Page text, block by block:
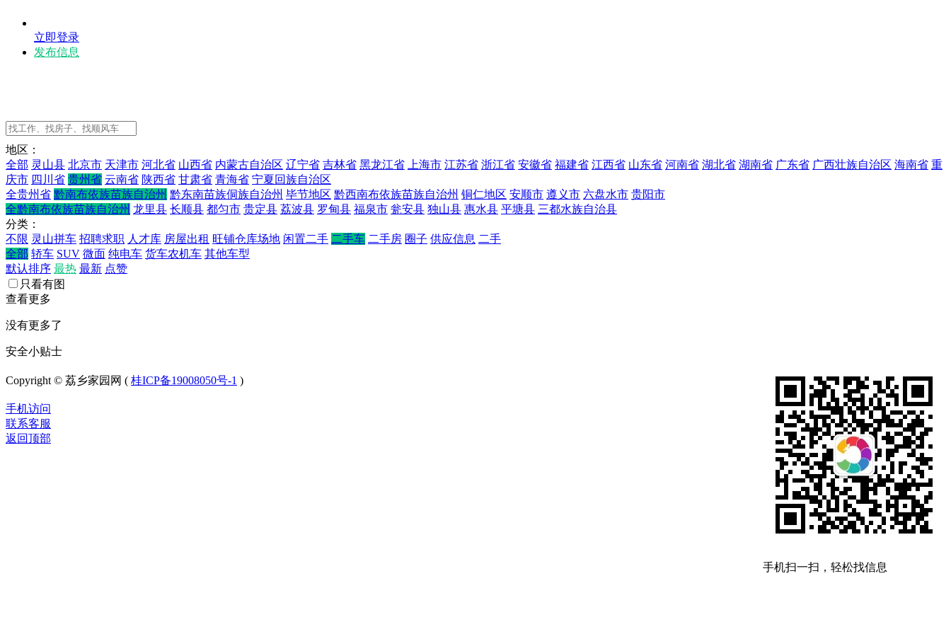
立即登录
发布信息
地区：
全部 灵山县 北京市 天津市 河北省 山西省 内蒙古自治区 辽宁省 吉林省 黑龙江省 上海市 江苏省 浙江省 安徽省 福建省 江西省 山东省 河南省 湖北省 湖南省 广东省 广西壮族自治区 海南省 重
庆市 四川省 贵州省 云南省 陕西省 甘肃省 青海省 宁夏回族自治区
全贵州省 黔南布依族苗族自治州 黔东南苗族侗族自治州 毕节地区 黔西南布依族苗族自治州 铜仁地区 安顺市 遵义市 六盘水市 贵阳市
全黔南布依族苗族自治州 龙里县 长顺县 都匀市 贵定县 荔波县 罗甸县 福泉市 瓮安县 独山县 惠水县 平塘县 三都水族自治县
分类：
不限 灵山拼车 招聘求职 人才库 房屋出租 旺铺仓库场地 闲置二手 二手车 二手房 圈子 供应信息 二手
全部 轿车 SUV 微面 纯电车 货车农机车 其他车型
默认排序 最热 最新 点赞
只看有图
查看更多
没有更多了
安全小贴士
手机扫一扫，轻松找信息
Copyright © 荔乡家园网 ( 桂ICP备19008050号-1 )
手机访问
联系客服
返回顶部